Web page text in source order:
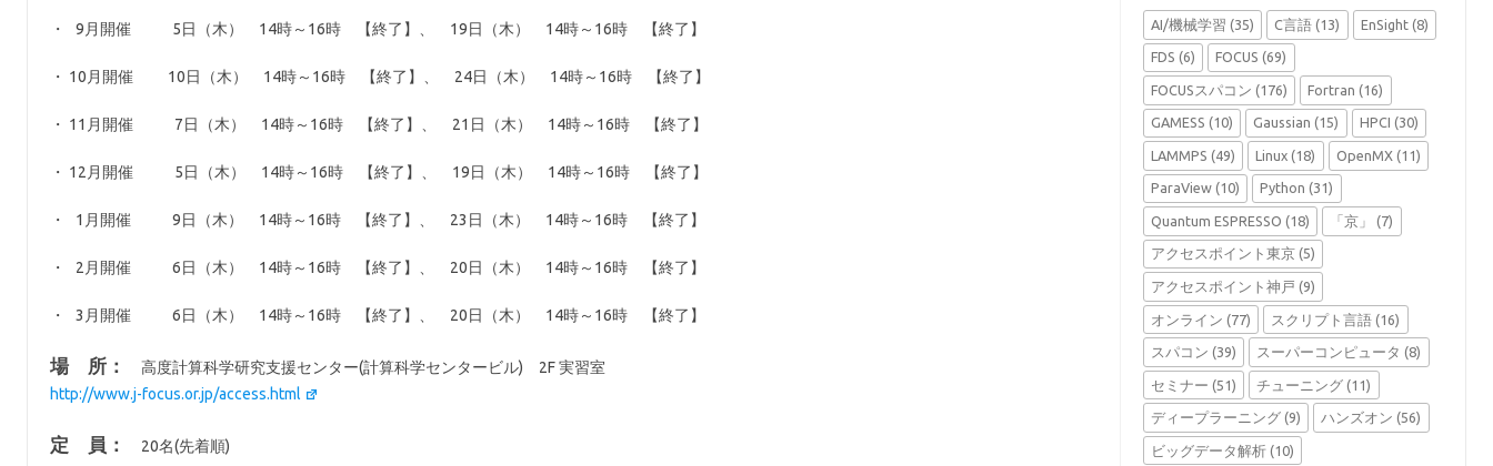
・ 9月開催 5日（木） 14時～16時 【終了】、 19日（木） 14時～16時 【終了】
・ 10月開催 10日（木） 14時～16時 【終了】、 24日（木） 14時～16時 【終了】
・ 11月開催 7日（木） 14時～16時 【終了】、 21日（木） 14時～16時 【終了】
・ 12月開催 5日（木） 14時～16時 【終了】、 19日（木） 14時～16時 【終了】
・ 1月開催 9日（木） 14時～16時 【終了】、 23日（木） 14時～16時 【終了】
・ 2月開催 6日（木） 14時～16時 【終了】、 20日（木） 14時～16時 【終了】
・ 3月開催 6日（木） 14時～16時 【終了】、 20日（木） 14時～16時 【終了】
場 所：
高度計算科学研究支援センター(計算科学センタービル) 2F 実習室
http://www.j-focus.or.jp/access.html
定 員： 20名(先着順)
AI/機械学習 (35) C言語 (13) EnSight (8)
FDS (6) FOCUS (69)
FOCUSスパコン (176) Fortran (16)
GAMESS (10) Gaussian (15) HPCI (30)
LAMMPS (49) Linux (18) OpenMX (11)
ParaView(10) Python (31)
Quantum ESPRESSO (18) 「京」 (7)
アクセスポイント東京(5)
アクセスポイント神戸 (9)
オンライン (77) スクリプト言語 (16)
スパコン (39) スーパーコンピュータ (8)
セミナー (51) チューニング (11)
ディープラーニング(9) ハンズオン (56)
ビッグデータ解析(10)